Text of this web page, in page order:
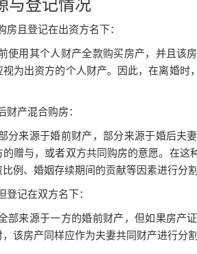
与登记情况
房且登记在出资方名下：
使用其个人财产全款购买房产，并且该
为出资方的个人财产。因此，在离婚
财产混合购房：
分来源于婚前财产，部分来源于婚后夫
赠与，或者双方共同购房的意愿。在
例、婚姻存续期间的贡献等因素进行分
登记在双方名下：
部来源于一方的婚前财产，但如果房产
该房产同样应作为夫妻共同财产进行分